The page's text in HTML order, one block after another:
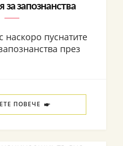
запознанства
наскоро пуснатите
през
ПОВЕЧЕ